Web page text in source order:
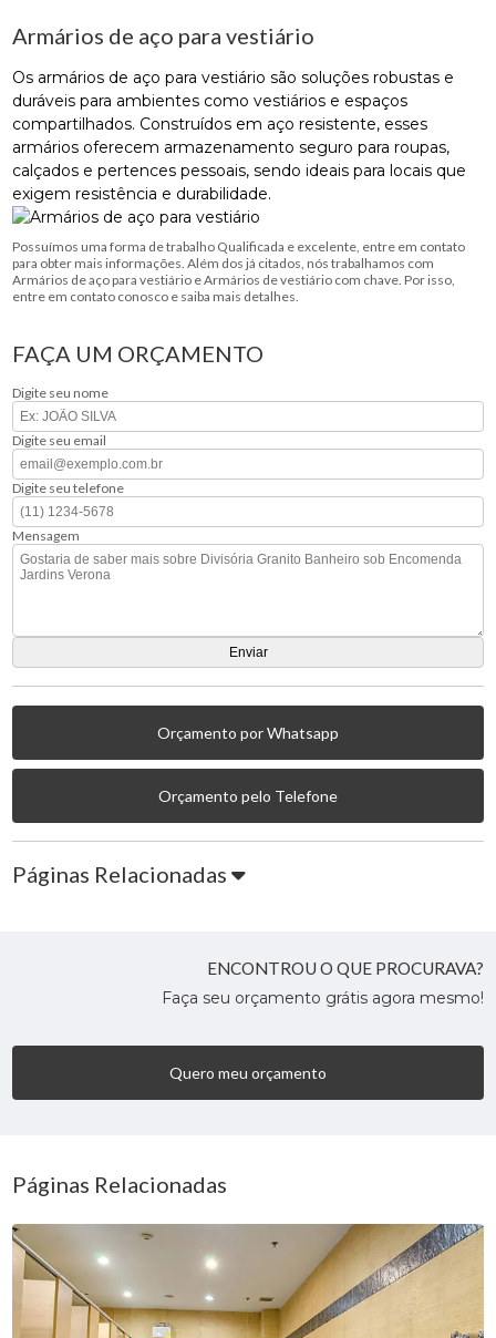
Armários de aço para vestiário
Os armários de aço para vestiário são soluções robustas e
duráveis para ambientes como vestiários e espaços
compartilhados. Construídos em aço resistente, esses
armários oferecem armazenamento seguro para roupas,
calçados e pertences pessoais, sendo ideais para locais que
exigem resistência e durabilidade.
Possuímos uma forma de trabalho Qualificada e excelente, entre em contato
para obter mais informações. Além dos já citados, nós trabalhamos com
Armários de aço para vestiário e Armários de vestiário com chave. Por isso,
entre em contato conosco e saiba mais detalhes.
FAÇA UM ORÇAMENTO
Digite seu nome
Digite seu email
Digite seu telefone
Mensagem
Orçamento por Whatsapp
Orçamento pelo Telefone
Páginas Relacionadas
ENCONTROU O QUE PROCURAVA?
Faça seu orçamento grátis agora mesmo!
Quero meu orçamento
Páginas Relacionadas